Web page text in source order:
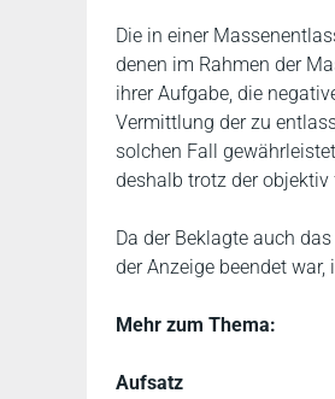
Die in einer
denen im Rahmen der
ihrer Aufgabe, die
Vermittlung der zu
solchen Fall
deshalb trotz der
Da der Beklagte auch
der Anzeige beendet
Mehr zum Thema:
Aufsatz